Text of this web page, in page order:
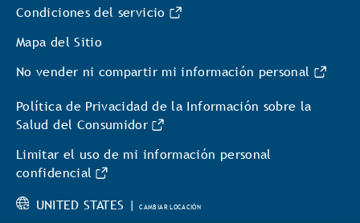
Condiciones del servicio
Mapa del Sitio
No vender ni compartir mi información personal
Política de Privacidad de la Información sobre la
Salud del Consumidor
Limitar el uso de mi información personal
confidencial
UNITED STATES |CAMBIAR LOCACIÓN